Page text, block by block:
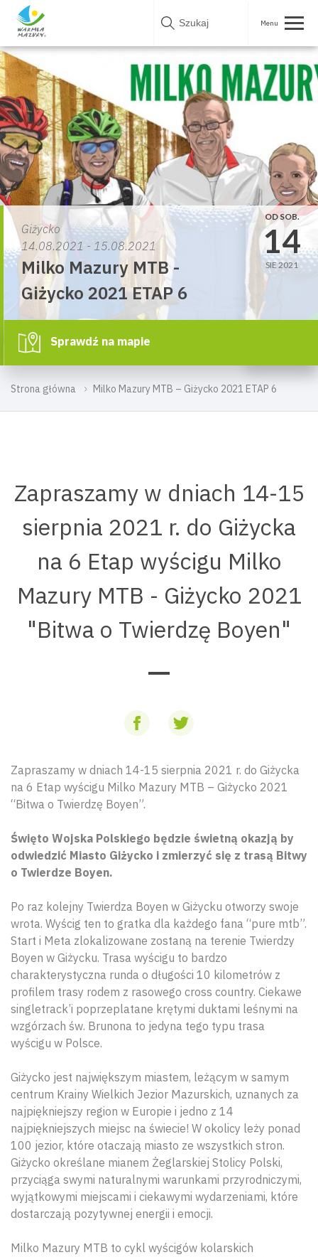
Skip
Strona główna Milko Mazury MTB – Giżycko 2021 ETAP 6
Giżycko
14.08.2021 - 15.08.2021
Milko Mazury MTB -
Giżycko 2021 ETAP 6
OD SOB.
14
SIE 2021
Sprawdź na mapie
Zapraszamy w dniach 14-15
sierpnia 2021 r. do Giżycka
na 6 Etap wyścigu Milko
Mazury MTB - Giżycko 2021
"Bitwa o Twierdzę Boyen"
Zapraszamy w dniach 14-15 sierpnia 2021 r. do Giżycka
na 6 Etap wyścigu Milko Mazury MTB – Giżycko 2021
“Bitwa o Twierdzę Boyen”.
Święto Wojska Polskiego będzie świetną okazją by
odwiedzić Miasto Giżycko i zmierzyć się z trasą Bitwy
o Twierdze Boyen.
Po raz kolejny Twierdza Boyen w Giżycku otworzy swoje
wrota. Wyścig ten to gratka dla każdego fana “pure mtb”.
Start i Meta zlokalizowane zostaną na terenie Twierdzy
Boyen w Giżycku. Trasa wyścigu to bardzo
charakterystyczna runda o długości 10 kilometrów z
profilem trasy rodem z rasowego cross country. Ciekawe
singletrack’i poprzeplatane krętymi duktami leśnymi na
wzgórzach św. Brunona to jedyna tego typu trasa
wyścigu w Polsce.
Giżycko jest największym miastem, leżącym w samym
centrum Krainy Wielkich Jezior Mazurskich, uznanych za
najpiękniejszy region w Europie i jedno z 14
najpiękniejszych miejsc na świecie! W okolicy leży ponad
100 jezior, które otaczają miasto ze wszystkich stron.
Giżycko określane mianem Żeglarskiej Stolicy Polski,
przyciąga swymi naturalnymi warunkami przyrodniczymi,
wyjątkowymi miejscami i ciekawymi wydarzeniami, które
dostarczają pozytywnej energii i emocji.
Milko Mazury MTB to cykl wyścigów kolarskich